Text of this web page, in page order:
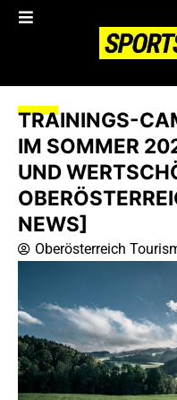
TRAININGS-
IM SOMMER
ND
EWS]
Oberösterreich